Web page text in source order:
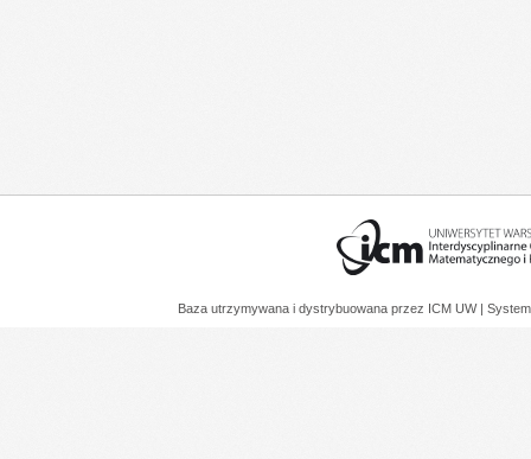
Baza utrzymywana i dystrybuowana przez ICM UW |